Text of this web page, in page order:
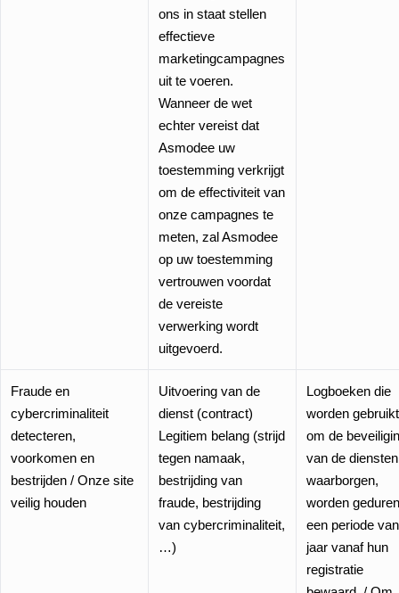
ons in staat stellen
effectieve
marketingcampagnes
uit te voeren.
Wanneer de wet
echter vereist dat
Asmodee uw
toestemming verkrijgt
om de effectiviteit van
onze campagnes te
meten, zal Asmodee
op uw toestemming
vertrouwen voordat
de vereiste
verwerking wordt
uitgevoerd.
Fraude en
cybercriminaliteit
detecteren,
voorkomen en
bestrijden / Onze site
veilig houden
Uitvoering van de
dienst (contract)
Legitiem belang (strijd
tegen namaak,
bestrijding van
fraude, bestrijding
van cybercriminaliteit,
…)
Logboeken die
worden gebruikt
om de
van de
waarborgen,
worden
een periode
jaar vanaf hun
registratie